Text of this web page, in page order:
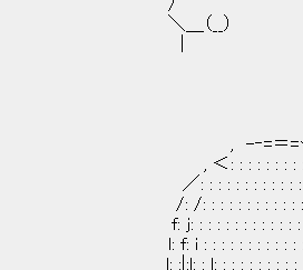
/ ⌒´
＼＿（__） i＼
, -‐=＝=ー-
, ＜: : : : : : : : : : : :
／: : : : : : : : : : : : : : :
/: /: : : : : : : : : : : : : : :
f: j: : : : : : : : : : : : : : : :
l: f: i : : : : : : : : : : : : :
l: :|:l: : l: : : : : : : : : : : : /